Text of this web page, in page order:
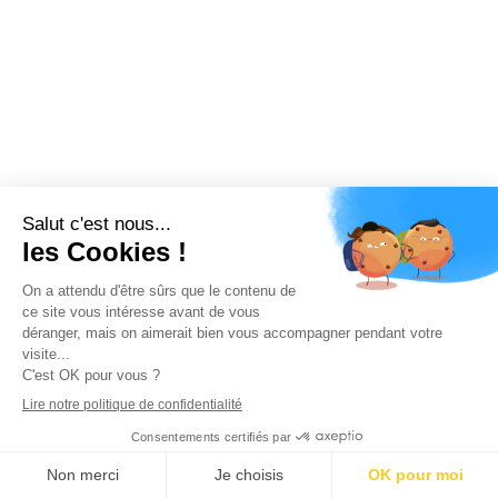
Je m'inscris à la